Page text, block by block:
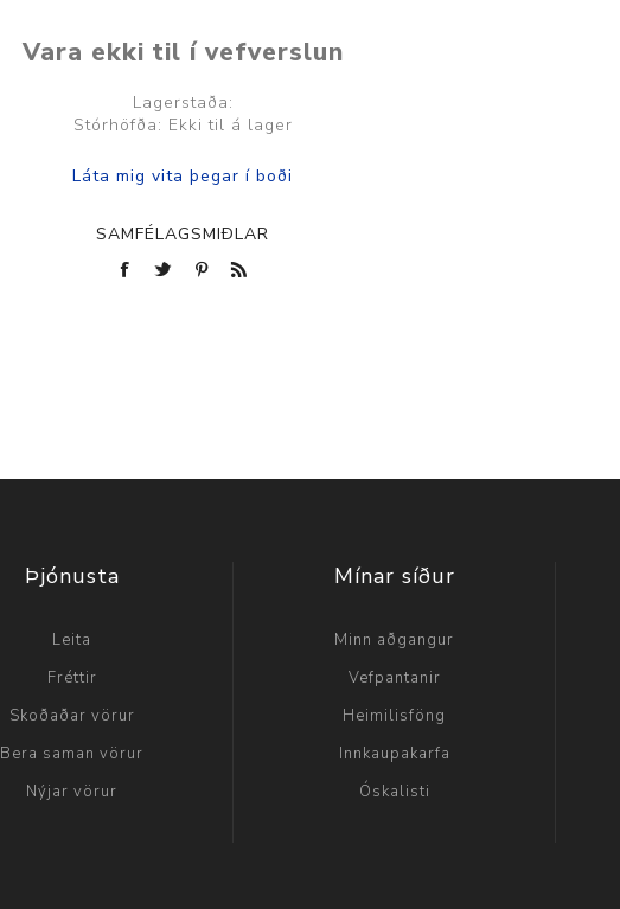
Vara ekki til í vefverslun
Lagerstaða:
Stórhöfða: Ekki til á lager
SAMFÉLAGSMIÐLAR
Þjónusta
Leita
Fréttir
Skoðaðar vörur
Bera saman vörur
Nýjar vörur
Mínar síður
Minn aðgangur
Vefpantanir
Heimilisföng
Innkaupakarfa
Óskalisti